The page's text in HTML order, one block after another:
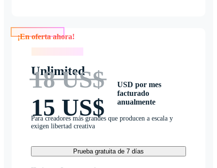
Unlimited
18 US$
15 US$
USD por mes
facturado
anualmente
Para creadores más grandes que producen a escala y
exigen libertad creativa
Prueba gratuita de 7 días